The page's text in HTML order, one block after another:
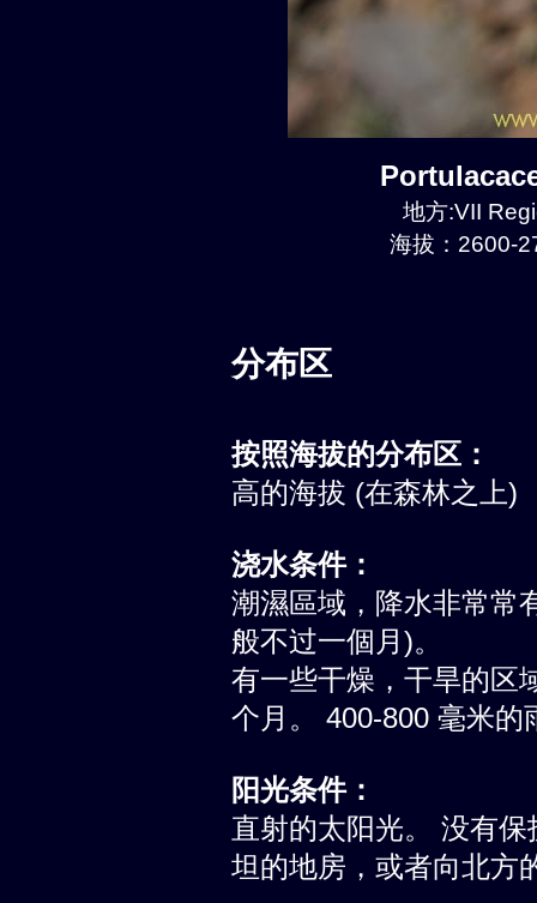
地方:VII
海拔：2600-
分布区
按照海拔的分布区：
高的海拔 (在森林之上)
浇水条件：
潮濕區域，降水非常常
般不过一個月)。
有一些干燥，干旱的区
个月。 400-800 毫米的
阳光条件：
直射的太阳光。 没有
坦的地房，或者向北方